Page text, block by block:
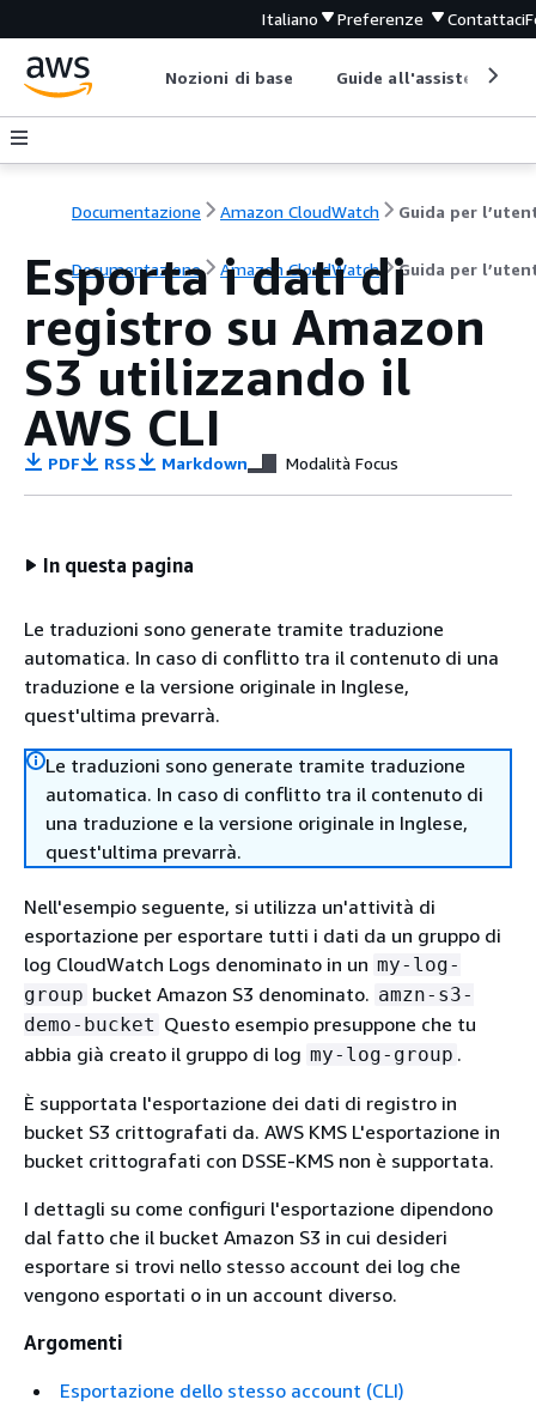
Italiano Preferenze Contattaci
Nozioni di base Guide all'assistenza
Documentazione Amazon CloudWatch Guida per
Documentazione Amazon CloudWatch Guida per
Esporta i dati di
registro su Amazon
S3 utilizzando il
AWS CLI
PDF RSS Markdown Modalità Focus
In questa pagina
Le traduzioni sono generate tramite traduzione
automatica. In caso di conflitto tra il contenuto di una
traduzione e la versione originale in Inglese,
quest'ultima prevarrà.
Le traduzioni sono generate tramite traduzione
automatica. In caso di conflitto tra il contenuto di
una traduzione e la versione originale in Inglese,
quest'ultima prevarrà.
Nell'esempio seguente, si utilizza un'attività di
esportazione per esportare tutti i dati da un gruppo di
log CloudWatch Logs denominato in un my-log-
group bucket Amazon S3 denominato. amzn-s3-
demo-bucket Questo esempio presuppone che tu
abbia già creato il gruppo di log my-log-group .
È supportata l'esportazione dei dati di registro in
bucket S3 crittografati da. AWS KMS L'esportazione in
bucket crittografati con DSSE-KMS non è supportata.
I dettagli su come configuri l'esportazione dipendono
dal fatto che il bucket Amazon S3 in cui desideri
esportare si trovi nello stesso account dei log che
vengono esportati o in un account diverso.
Argomenti
Esportazione dello stesso account (CLI)